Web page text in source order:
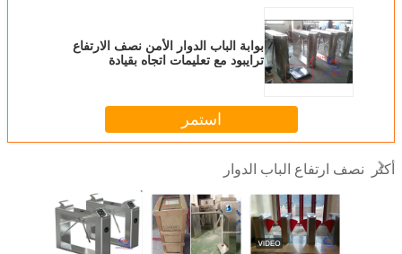
بوابة الباب الدوار الأمن نصف الارتفاع
ترايبود مع تعليمات اتجاه بقيادة
استمر
أكثر نصف ارتفاع الباب الدوار